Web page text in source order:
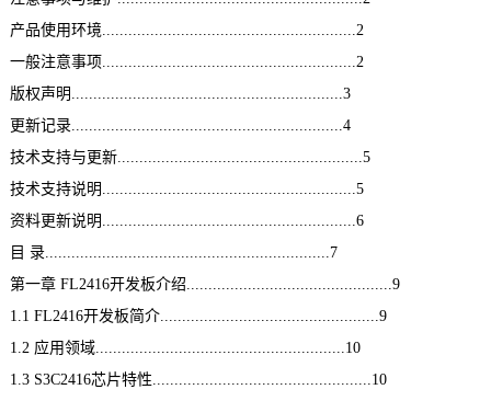
产品使用环境..........................................................2
一般注意事项..........................................................2
版权声明..............................................................3
更新记录..............................................................4
技术支持与更新........................................................5
技术支持说明..........................................................5
资料更新说明..........................................................6
目 录.................................................................7
第一章 FL2416开发板介绍...............................................9
1.1 FL2416开发板简介..................................................9
1.2 应用领域.........................................................10
1.3 S3C2416芯片特性..................................................10